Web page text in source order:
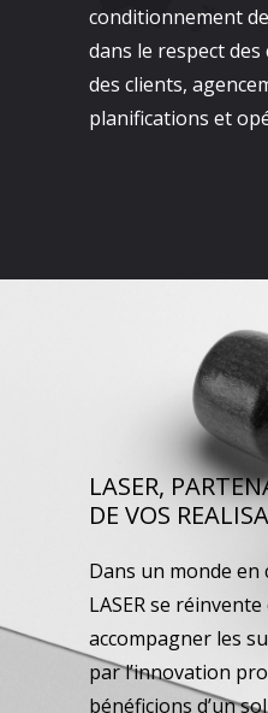
conditionnement
dans le respect
des clients,
planifications et
LASER,
DE VOS
Dans un monde
LASER se
accompagner les
par l’innovation
bénéficions d’un